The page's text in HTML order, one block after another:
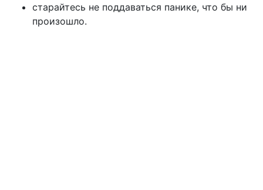
старайтесь не поддаваться панике, что бы ни
произошло.